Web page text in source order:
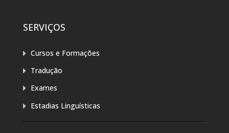
SERVIÇOS
Cursos e Formações
Tradução
Exames
Estadias Linguísticas